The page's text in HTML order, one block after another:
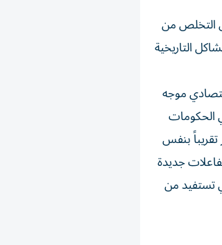
التخلص من
التاريخية
موجه
الحكومات
بنفس
جديدة
تستفيد من